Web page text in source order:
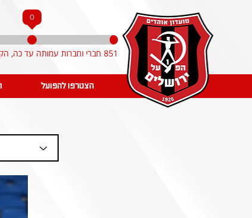
0
851 חברי וחברות עמותה עד כה, הקליקו והצטרפו!
הצטרפו להפועל